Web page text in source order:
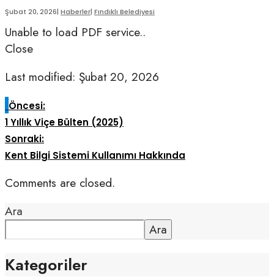
Şubat 20, 2026| Haberler| Fındıklı Belediyesi
Unable to load PDF service..
Close
Last modified: Şubat 20, 2026
Öncesi:
1 Yıllık Viçe Bülten (2025)
Sonraki:
Kent Bilgi Sistemi Kullanımı Hakkında
Comments are closed.
Ara
Ara
Kategoriler